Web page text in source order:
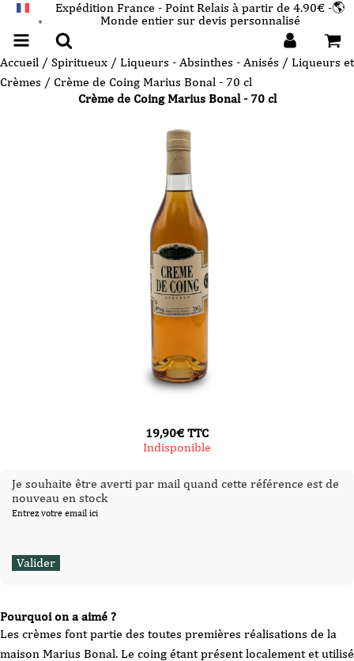
▼
Expédition France - Point Relais à partir de 4.90€ -🌎
Monde entier sur devis personnalisé
Accueil / Spiritueux / Liqueurs - Absinthes - Anisés / Liqueurs et
Crèmes / Crème de Coing Marius Bonal - 70 cl
Crème de Coing Marius Bonal - 70 cl
Pourquoi on a aimé ?
Les crèmes font partie des toutes premières réalisations de la
maison Marius Bonal. Le coing étant présent localement et utilisé
19,90€ TTC
Indisponible
Je souhaite être averti par mail quand cette référence est de
nouveau en stock
Entrez votre email ici